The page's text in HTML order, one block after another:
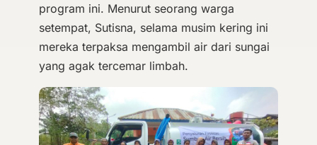
program ini. Menurut seorang warga
setempat, Sutisna, selama musim kering ini
mereka terpaksa mengambil air dari sungai
yang agak tercemar limbah.